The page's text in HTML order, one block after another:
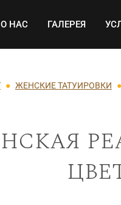
Основная
О НАС ГАЛЕРЕЯ
ЖЕНСКИЕ ТАТУИРОВКИ